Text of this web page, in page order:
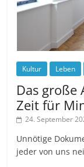
Kultur Leben
Das große
Zeit für
24. September
Unnötige
jeder von uns